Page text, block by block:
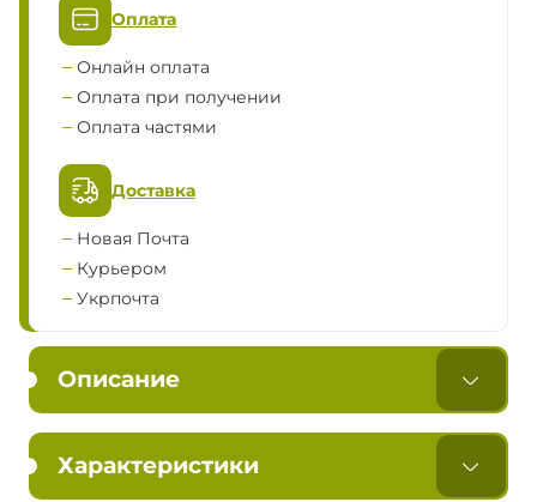
Оплата
Онлайн оплата
Оплата при получении
Оплата частями
Доставка
Новая Почта
Курьером
Укрпочта
Описание
Характеристики